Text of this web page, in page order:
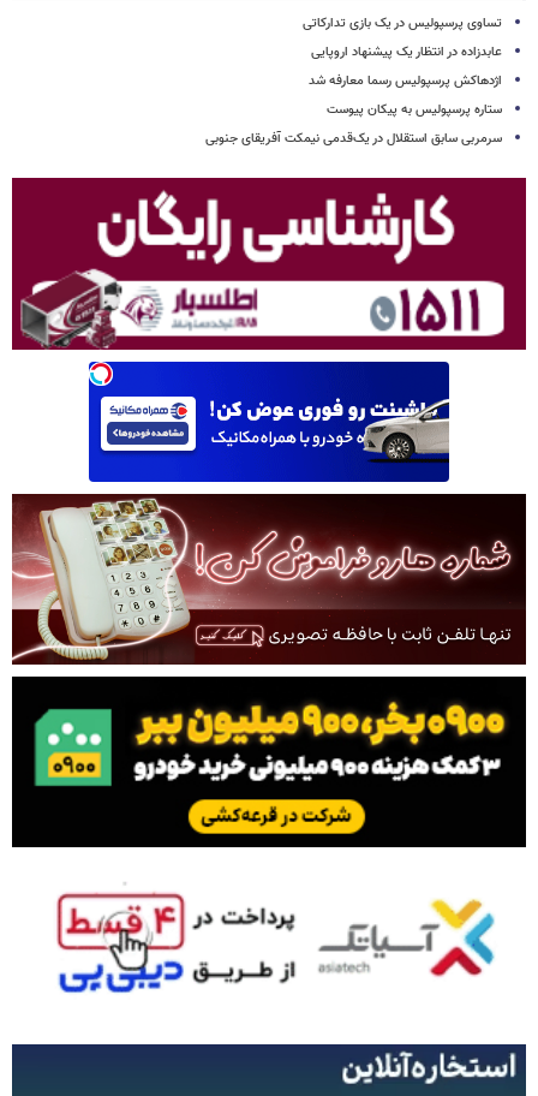
تساوی پرسپولیس در یک بازی تدارکاتی
عابدزاده در انتظار یک پیشنهاد اروپایی
اژدهاکش پرسپولیس رسما معارفه شد
ستاره پرسپولیس به پیکان پیوست
سرمربی سابق استقلال در یک‌قدمی نیمکت آفریقای جنوبی